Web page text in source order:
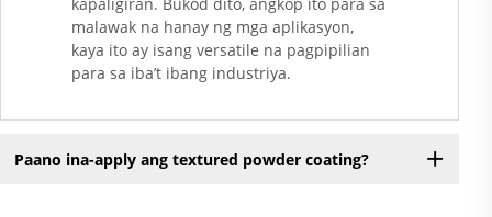
malawak na hanay ng mga aplikasyon,
kaya ito ay isang versatile na pagpipilian
para sa iba’t ibang industriya.
Paano ina-apply ang textured powder coating?